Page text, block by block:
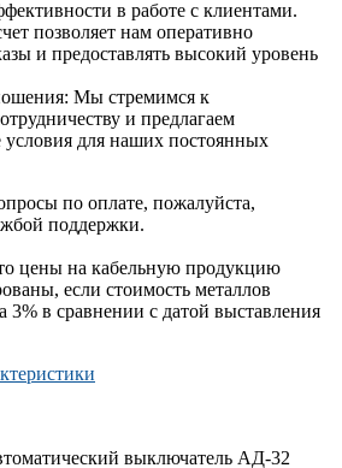
в работе с клиентами.
позволяет нам оперативно
и предоставлять высокий уровень
Мы стремимся к
и предлагаем
для наших постоянных
по оплате, пожалуйста,
поддержки.
цены на кабельную продукцию
если стоимость металлов
3% в сравнении с датой выставления
выключатель АД-32